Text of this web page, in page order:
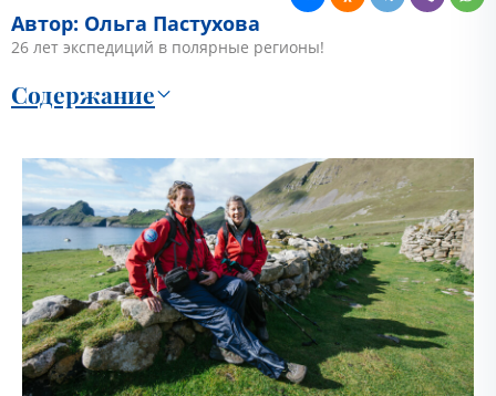
Автор: Ольга Пастухова
26 лет экспедиций в полярные регионы!
Содержание